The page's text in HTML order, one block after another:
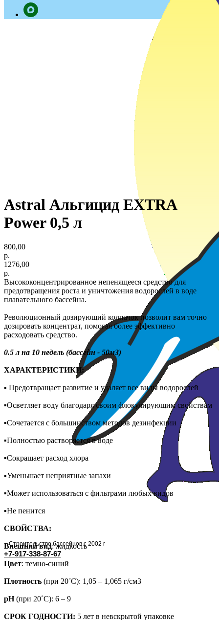
Строительство бассейнов с 2002 г
+7-917-338-87-67
Astral Альгицид EXTRA
Power 0,5 л
800,00
р.
1276,00
р.
Высококонцентрированное непенящееся средство для
предотвращения роста и уничтожения водорослей в воде
плавательного бассейна.
Революционный дозирующий колпачок позволит вам точно
дозировать концентрат, помогая более эффективно
расходовать средство.
0.5 л на 10 недель (бассейн - 50м3)
ХАРАКТЕРИСТИКИ:
▪ Предотвращает развитие и удаляет все виды водорослей
▪Осветляет воду благодаря своим флокулирующим свойствам
▪Сочетается с большинством методов дезинфекции
▪Полностью растворяется в воде
▪Сокращает расход хлора
▪Уменьшает неприятные запахи
▪Может использоваться с фильтрами любых видов
▪Не пенится
СВОЙСТВА:
Внешний вид: жидкость
Цвет: темно-синий
Плотность (при 20˚C): 1,05 – 1,065 г/см3
pH(при 20˚C): 6 – 9
СРОК ГОДНОСТИ: 5 лет в невскрытой упаковке